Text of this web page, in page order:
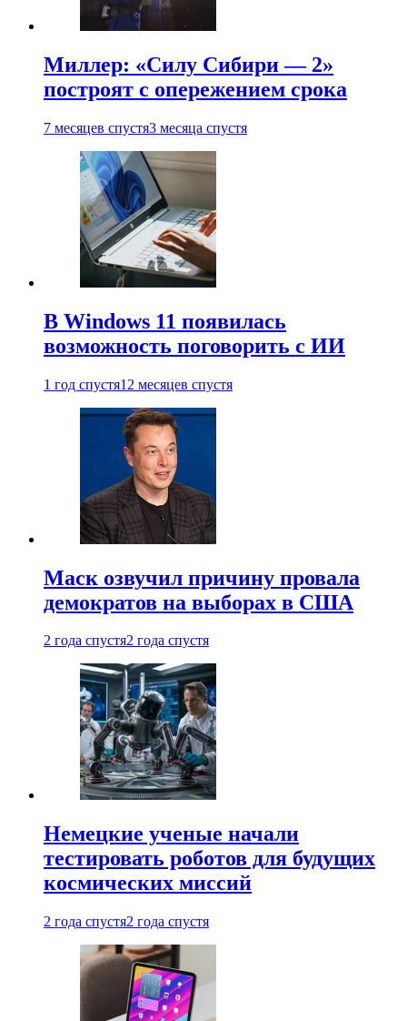
Миллер: «Силу Сибири — 2»
построят с опережением срока
7 месяцев спустя3 месяца спустя
В Windows 11 появилась
возможность поговорить с ИИ
1 год спустя12 месяцев спустя
Маск озвучил причину провала
демократов на выборах в США
2 года спустя2 года спустя
Немецкие ученые начали
тестировать роботов для будущих
космических миссий
2 года спустя2 года спустя